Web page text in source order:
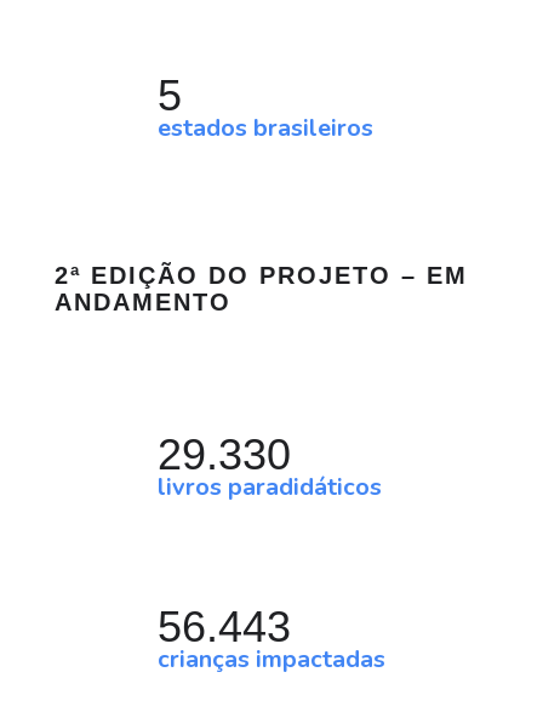
5
estados brasileiros
2ª EDIÇÃO DO PROJETO – EM
ANDAMENTO
29.330
livros paradidáticos
56.443
crianças impactadas